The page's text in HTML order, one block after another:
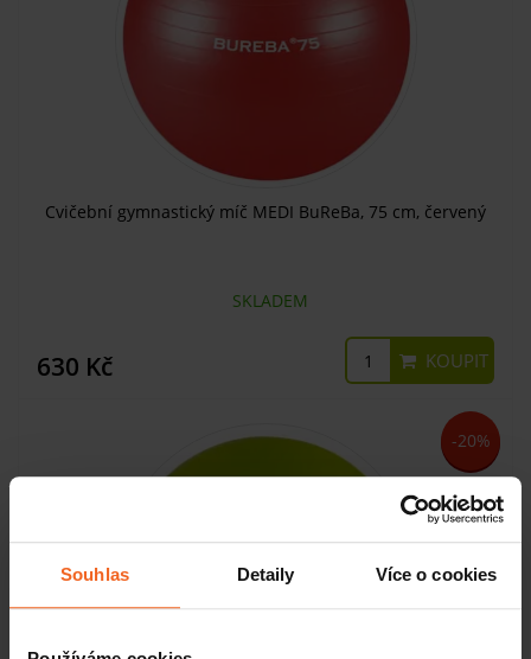
Souhlas Detaily Více o cookies
Cvičební gymnastický míč MEDI BuReBa, 75 cm, červený
SKLADEM
630 Kč KOUPIT
-20%